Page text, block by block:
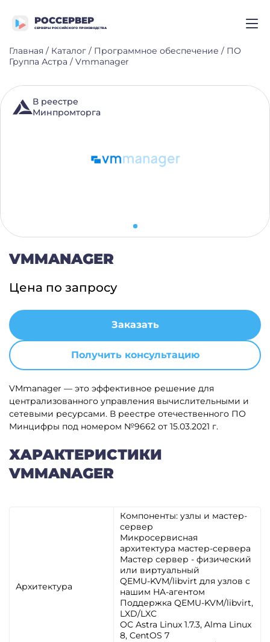
РОССЕРВЕР
СЕРВЕРЫ РОССИЙСКОГО ПРОИЗВОДСТВА
Главная / Каталог / Программное обеспечение / ПО
Группа Астра / Vmmanager
В реестре
Минпромторга
VMMANAGER
VMmanager — это эффективное решение для
централизованного управления вычислительными и
сетевыми ресурсами. В реестре отечественного ПО
Минцифры под номером №9662 от 15.03.2021 г.
Цена по запросу
Заказать
Получить консультацию
ХАРАКТЕРИСТИКИ
VMMANAGER
Архитектура
Компоненты: узлы и мастер-
сервер
Микросервисная
архитектура мастер-сервера
Мастер сервер - физический
или виртуальный
QEMU-KVM/libvirt для узлов с
нашим HA-агентом
Поддержка QEMU-KVM/libvirt,
LXD/LXC
ОС Astra Linux 1.7.3, Alma Linux
8, CentOS 7